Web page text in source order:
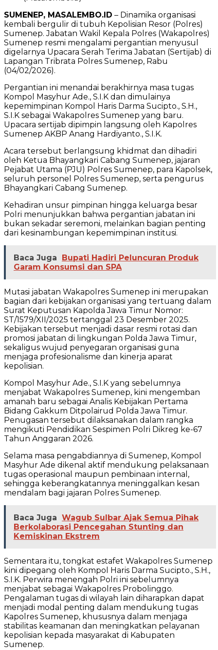
SUMENEP, MASALEMBO.ID – Dinamika organisasi
kembali bergulir di tubuh Kepolisian Resor (Polres)
Sumenep. Jabatan Wakil Kepala Polres (Wakapolres)
Sumenep resmi mengalami pergantian menyusul
digelarnya Upacara Serah Terima Jabatan (Sertijab) di
Lapangan Tribrata Polres Sumenep, Rabu
(04/02/2026).
Pergantian ini menandai berakhirnya masa tugas
Kompol Masyhur Ade., S.I.K dan dimulainya
kepemimpinan Kompol Haris Darma Sucipto., S.H.,
S.I.K sebagai Wakapolres Sumenep yang baru.
Upacara sertijab dipimpin langsung oleh Kapolres
Sumenep AKBP Anang Hardiyanto., S.I.K.
Acara tersebut berlangsung khidmat dan dihadiri
oleh Ketua Bhayangkari Cabang Sumenep, jajaran
Pejabat Utama (PJU) Polres Sumenep, para Kapolsek,
seluruh personel Polres Sumenep, serta pengurus
Bhayangkari Cabang Sumenep.
Kehadiran unsur pimpinan hingga keluarga besar
Polri menunjukkan bahwa pergantian jabatan ini
bukan sekadar seremoni, melainkan bagian penting
dari kesinambungan kepemimpinan institusi.
Baca Juga
Bupati Hadiri Peluncuran Produk
Garam Konsumsi dan SPA
Mutasi jabatan Wakapolres Sumenep ini merupakan
bagian dari kebijakan organisasi yang tertuang dalam
Surat Keputusan Kapolda Jawa Timur Nomor:
ST/1579/XII/2025 tertanggal 23 Desember 2025.
Kebijakan tersebut menjadi dasar resmi rotasi dan
promosi jabatan di lingkungan Polda Jawa Timur,
sekaligus wujud penyegaran organisasi guna
menjaga profesionalisme dan kinerja aparat
kepolisian.
Kompol Masyhur Ade., S.I.K yang sebelumnya
menjabat Wakapolres Sumenep, kini mengemban
amanah baru sebagai Analis Kebijakan Pertama
Bidang Gakkum Ditpolairud Polda Jawa Timur.
Penugasan tersebut dilaksanakan dalam rangka
mengikuti Pendidikan Sespimen Polri Dikreg ke-67
Tahun Anggaran 2026.
Selama masa pengabdiannya di Sumenep, Kompol
Masyhur Ade dikenal aktif mendukung pelaksanaan
tugas operasional maupun pembinaan internal,
sehingga keberangkatannya meninggalkan kesan
mendalam bagi jajaran Polres Sumenep.
Baca Juga Wagub Sulbar Ajak Semua Pihak
Berkolaborasi Pencegahan Stunting dan
Kemiskinan Ekstrem
Sementara itu, tongkat estafet Wakapolres Sumenep
kini dipegang oleh Kompol Haris Darma Sucipto., S.H.,
S.I.K. Perwira menengah Polri ini sebelumnya
menjabat sebagai Wakapolres Probolinggo.
Pengalaman tugas di wilayah lain diharapkan dapat
menjadi modal penting dalam mendukung tugas
Kapolres Sumenep, khususnya dalam menjaga
stabilitas keamanan dan meningkatkan pelayanan
kepolisian kepada masyarakat di Kabupaten
Sumenep.